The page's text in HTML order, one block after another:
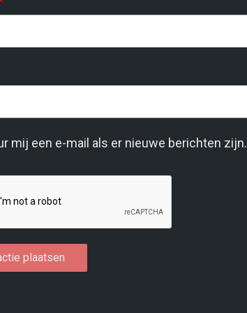
mij een e-mail als er nieuwe berichten zijn.